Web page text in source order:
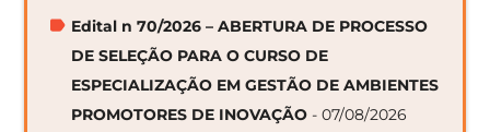
Edital n 70/2026 – ABERTURA DE PROCESSO
DE SELEÇÃO PARA O CURSO DE
ESPECIALIZAÇÃO EM GESTÃO DE AMBIENTES
PROMOTORES DE INOVAÇÃO - 07/08/2026